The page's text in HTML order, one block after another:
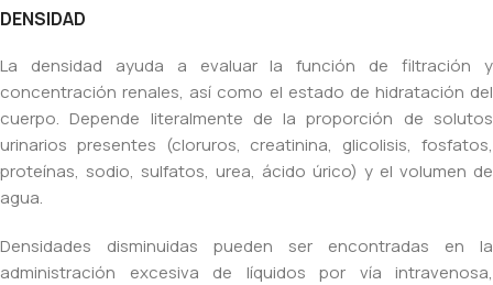
DENSIDAD
La densidad ayuda a evaluar la función de filtración y
concentración renales, así como el estado de hidratación del
cuerpo. Depende literalmente de la proporción de solutos
urinarios presentes (cloruros, creatinina, glicolisis, fosfatos,
proteínas, sodio, sulfatos, urea, ácido úrico) y el volumen de
agua.
Densidades disminuidas pueden ser encontradas en la
administración excesiva de líquidos por vía intravenosa,